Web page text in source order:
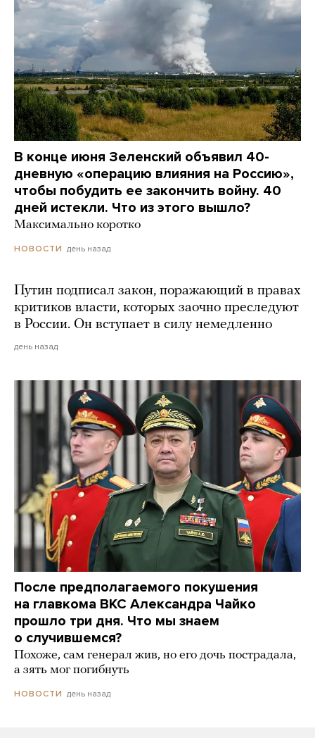
В конце июня Зеленский объявил 40-
дневную «операцию влияния на Россию»,
чтобы побудить ее закончить войну. 40
дней истекли. Что из этого вышло?
Максимально коротко
НОВОСТИ день назад
Путин подписал закон, поражающий в правах
критиков власти, которых заочно преследуют
в России. Он вступает в силу немедленно
день назад
После предполагаемого покушения
на главкома ВКС Александра Чайко
прошло три дня. Что мы знаем
о случившемся?
Похоже, сам генерал жив, но его дочь пострадала,
а зять мог погибнуть
НОВОСТИ день назад